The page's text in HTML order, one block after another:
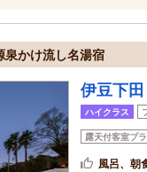
泉かけ流し名湯宿
伊豆下
ハイクラス
露天付客室プ
風呂、朝